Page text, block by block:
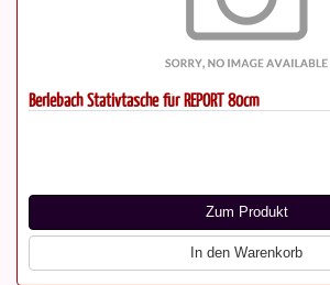
Berlebach Stativtasche für REPORT 80cm
Zum Produkt
In den Warenkorb